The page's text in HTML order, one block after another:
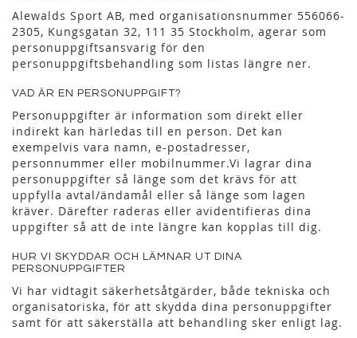
Alewalds Sport AB, med organisationsnummer 556066-
2305, Kungsgatan 32, 111 35 Stockholm, agerar som
personuppgiftsansvarig för den
personuppgiftsbehandling som listas längre ner.
VAD ÄR EN PERSONUPPGIFT?
Personuppgifter är information som direkt eller
indirekt kan härledas till en person. Det kan
exempelvis vara namn, e-postadresser,
personnummer eller mobilnummer.Vi lagrar dina
personuppgifter så länge som det krävs för att
uppfylla avtal/ändamål eller så länge som lagen
kräver. Därefter raderas eller avidentifieras dina
uppgifter så att de inte längre kan kopplas till dig.
HUR VI SKYDDAR OCH LÄMNAR UT DINA
PERSONUPPGIFTER
Vi har vidtagit säkerhetsåtgärder, både tekniska och
organisatoriska, för att skydda dina personuppgifter
samt för att säkerställa att behandling sker enligt lag.